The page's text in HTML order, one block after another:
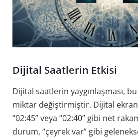
Dijital Saatlerin Etkisi
Dijital saatlerin yaygınlaşması,
miktar değiştirmiştir. Dijital
“02:45” veya “02:40” gibi net
durum, “çeyrek var” gibi